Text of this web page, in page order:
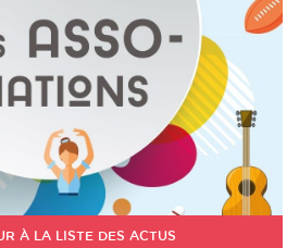
À LA LISTE DES ACTUS